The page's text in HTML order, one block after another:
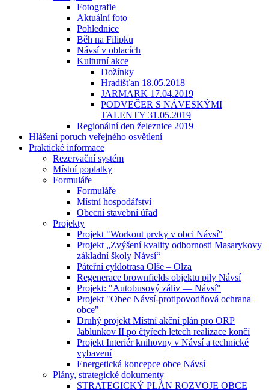
Fotografie
Aktuální foto
Pohlednice
Běh na Filipku
Návsí v oblacích
Kulturní akce
Dožínky
Hradišťan 18.05.2018
JARMARK 17.04.2019
PODVEČER S NÁVESKÝMI
TALENTY 31.05.2019
Regionální den železnice 2019
Hlášení poruch veřejného osvětlení
Praktické informace
Rezervační systém
Místní poplatky
Formuláře
Formuláře
Místní hospodářství
Obecní stavební úřad
Projekty
Projekt "Workout prvky v obci Návsí"
Projekt „Zvýšení kvality odbornosti Masarykovy
základní školy Návsí“
Páteřní cyklotrasa Olše – Olza
Regenerace brownfields objektu pily Návsí
Projekt: "Autobusový záliv — Návsí"
Projekt "Obec Návsí-protipovodňová ochrana
obce"
Druhý projekt Místní akční plán pro ORP
Jablunkov II po čtyřech letech realizace končí
Projekt Interiér knihovny v Návsí a technické
vybavení
Energetická koncepce obce Návsí
Plány, strategické dokumenty
STRATEGICKÝ PLÁN ROZVOJE OBCE